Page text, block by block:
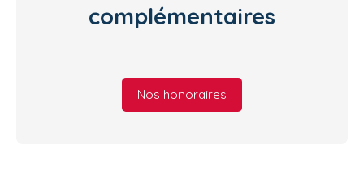
complémentaires
Nos honoraires